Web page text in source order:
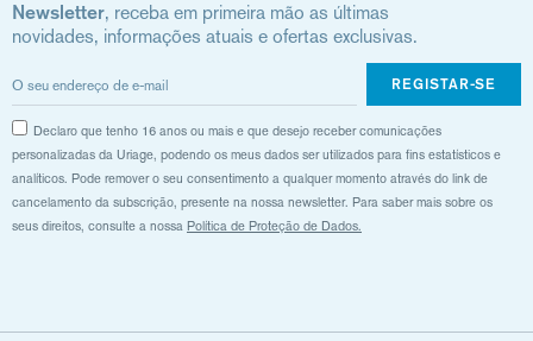
Newsletter, receba em primeira mão as últimas
novidades, informações atuais e ofertas exclusivas.
REGISTAR-SE
Declaro que tenho 16 anos ou mais e que desejo receber comunicações
personalizadas da Uriage, podendo os meus dados ser utilizados para fins estatísticos e
analíticos. Pode remover o seu consentimento a qualquer momento através do link de
cancelamento da subscrição, presente na nossa newsletter. Para saber mais sobre os
seus direitos, consulte a nossa Política de Proteção de Dados.